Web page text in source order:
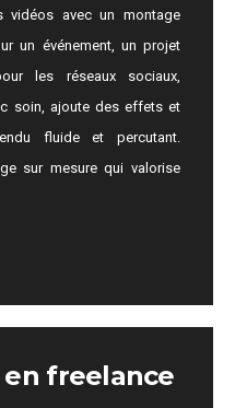
vidéos avec un montage
un événement, un projet
les réseaux sociaux,
soin, ajoute des effets et
fluide et percutant.
sur mesure qui valorise
freelance